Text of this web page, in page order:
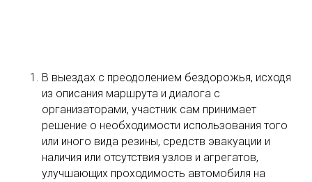
В выездах с преодолением бездорожья, исходя
из описания маршрута и диалога с
организаторами, участник сам принимает
решение о необходимости использования того
или иного вида резины, средств эвакуации и
наличия или отсутствия узлов и агрегатов,
улучшающих проходимость автомобиля на